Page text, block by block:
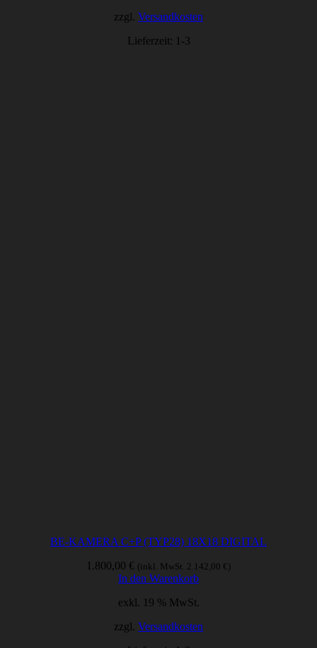
zzgl. Versandkosten
Lieferzeit: 1-3
BE-KAMERA C+P (TYP28) 18X18 DIGITAL
1.800,00 € (inkl. MwSt. 2.142,00 € )
In den Warenkorb
exkl. 19 % MwSt.
zzgl. Versandkosten